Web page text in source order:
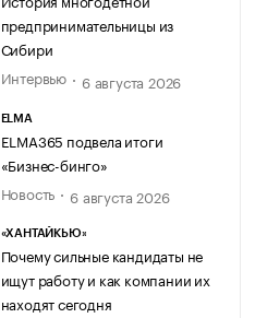
предпринимательницы из
Сибири
Интервью
6 августа 2026
ELMA
ELMA365 подвела итоги
«Бизнес-бинго»
Новость
6 августа 2026
«ХАНТАЙКЬЮ»
Почему сильные кандидаты не
ищут работу и как компании их
находят сегодня